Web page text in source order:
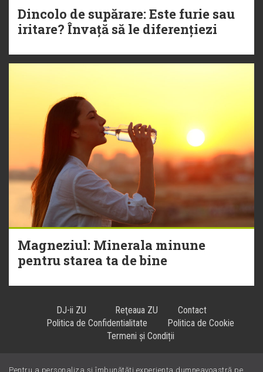
Dincolo de supărare: Este furie sau
iritare? Învață să le diferențiezi
Magneziul: Minerala minune
pentru starea ta de bine
DJ-ii ZU Reţeaua ZU
Contact
Politica de Confidentialitate
Politica de Cookie
Termeni și Condiții
Pentru a personaliza și îmbunătăți experiența dumneavoastră pe